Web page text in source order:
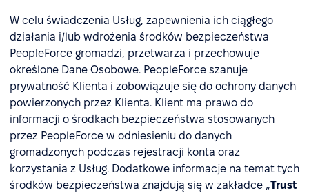
W celu świadczenia Usług, zapewnienia ich ciągłego
działania i/lub wdrożenia środków bezpieczeństwa
PeopleForce gromadzi, przetwarza i przechowuje
określone Dane Osobowe. PeopleForce szanuje
prywatność Klienta i zobowiązuje się do ochrony danych
powierzonych przez Klienta. Klient ma prawo do
informacji o środkach bezpieczeństwa stosowanych
przez PeopleForce w odniesieniu do danych
gromadzonych podczas rejestracji konta oraz
korzystania z Usług. Dodatkowe informacje na temat tych
środków bezpieczeństwa znajdują się w zakładce „Trust